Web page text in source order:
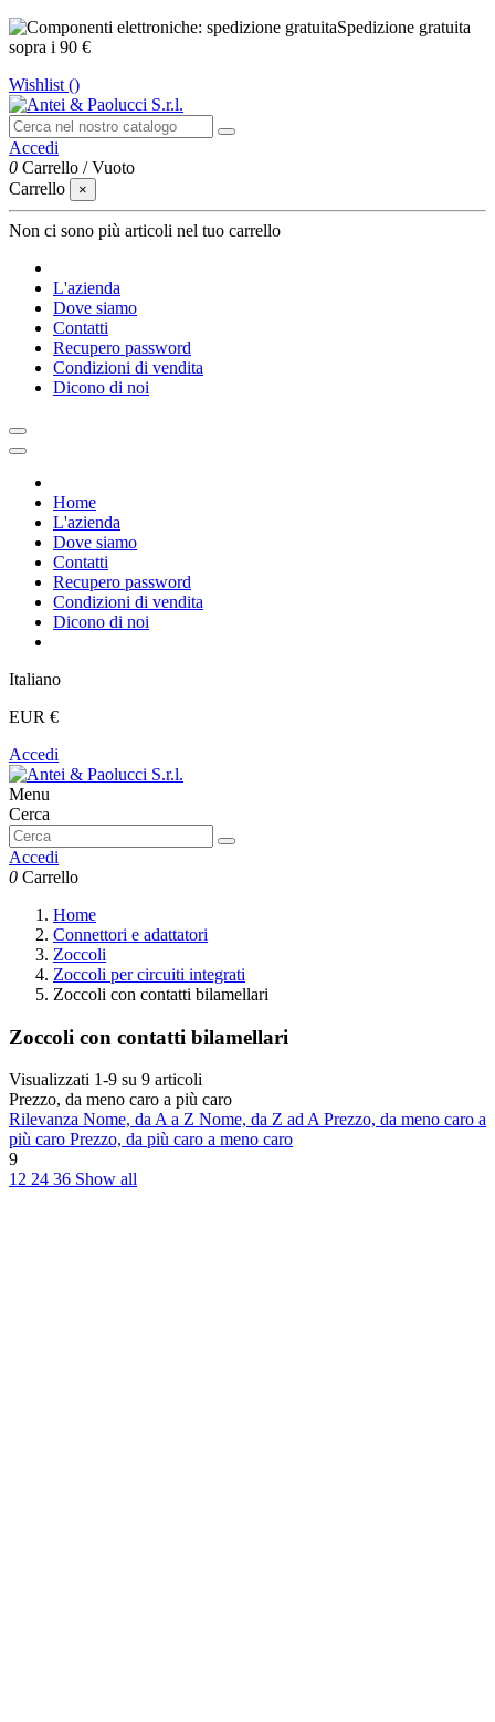
Spedizione gratuita
sopra i 90 €
Wishlist ()
Accedi
0 Carrello /Vuoto
Carrello
×
Non ci sono più articoli nel tuo carrello
L'azienda
Dove siamo
Contatti
Recupero password
Condizioni di vendita
Dicono di noi
Home
L'azienda
Dove siamo
Contatti
Recupero password
Condizioni di vendita
Dicono di noi
Italiano
EUR €
Accedi
Menu
Cerca
Accedi
0 Carrello
Home
Connettori e adattatori
Zoccoli
Zoccoli per circuiti integrati
Zoccoli con contatti bilamellari
Zoccoli con contatti bilamellari
Visualizzati 1-9 su 9 articoli
Prezzo, da meno caro a più caro
Rilevanza Nome, da A a Z Nome, da Z ad APrezzo, da meno caro a
più caro Prezzo, da più caro a meno caro
9
12 24 36 Show all